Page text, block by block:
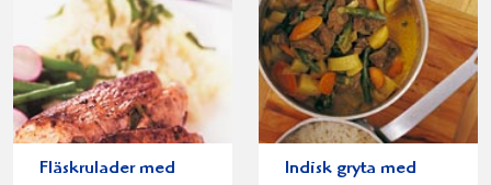
Fläskrulader med
Indisk gryta med